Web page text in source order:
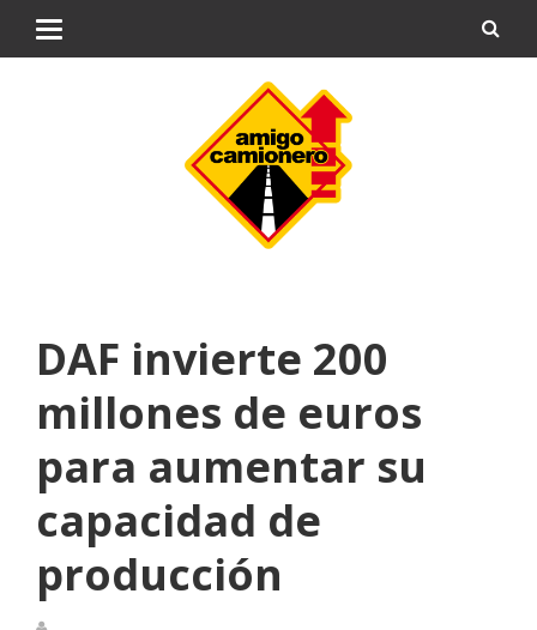
DAF invierte 200
millones de euros
para aumentar su
capacidad de
producción